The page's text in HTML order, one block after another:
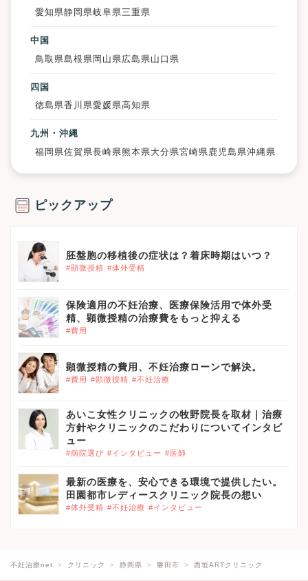
愛知県静岡県岐阜県三重県
中国
鳥取県島根県 岡山県 広島県 山口県
四国
徳島県香川県愛媛県高知県
九州・沖縄
福岡県佐賀県長崎県 熊本県 大分県宮崎県 鹿児島県沖縄県
ピックアップ
胚盤胞の移植後の症状は？着床時期はいつ？
#顕微授精 #体外受精
保険適用の不妊治療、医療保険活用で体外受
精、顕微授精の治療費をもっと抑える
#費用
顕微授精の費用、不妊治療ローンで解決。
#費用 #顕微授精 #不妊治療
あいこ女性クリニックの牧野院長を取材｜治療
方針やクリニックのこだわりについてインタビ
ュー
#病院選び #インタビュー #医師
最新の医療を、安心できる環境で提供したい。
田園都市レディースクリニック院長の想い
#体外受精 #不妊治療 #インタビュー
不妊治療net クリニック 静岡県 磐田市 西垣ARTクリニック